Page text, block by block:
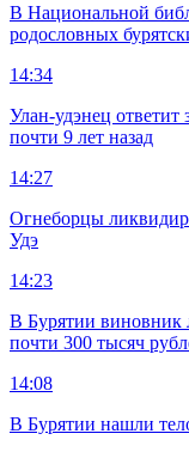
В Национальной
родословных
14:34
Улан-удэнец ответит
почти 9 лет назад
14:27
Огнеборцы
Удэ
14:23
В Бурятии виновник
почти 300 тысяч
14:08
В Бурятии нашли